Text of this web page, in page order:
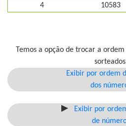
4
10583
Temos a opção de trocar a
Exibir por ordem
dos
Exibir por
de